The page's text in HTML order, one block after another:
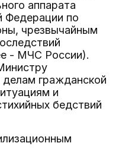
аппарата
Федерации по
чрезвычайным
- МЧС России).
гражданской
и
бедствий